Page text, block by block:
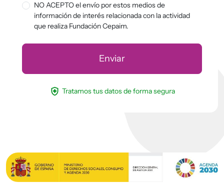
NO ACEPTO el envío por estos medios de
información de interés relacionada con la actividad
que realiza Fundación Cepaim.
health_and_safety Tratamos tus datos de forma segura